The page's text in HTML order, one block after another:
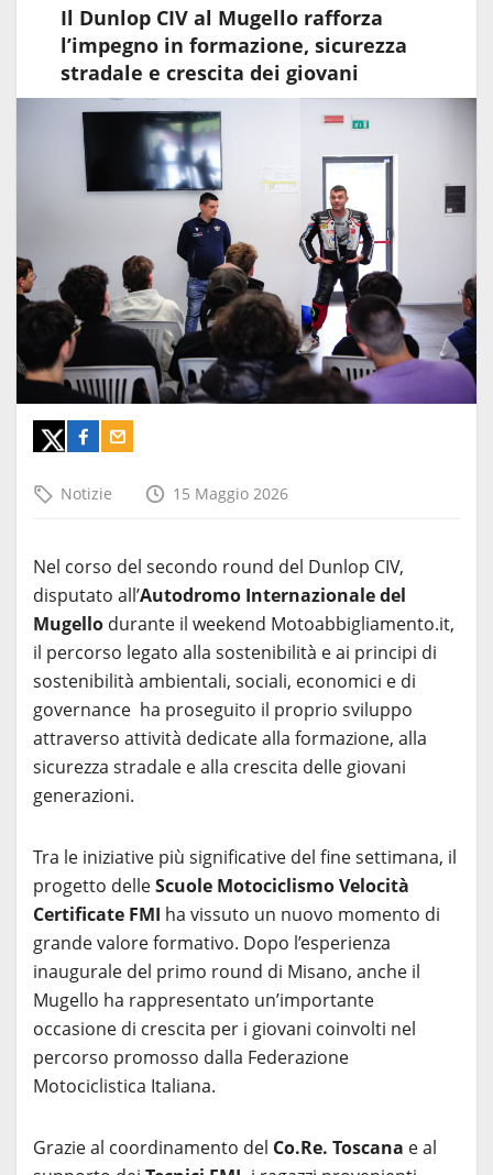
Il Dunlop CIV al Mugello rafforza
l’impegno in formazione, sicurezza
stradale e crescita dei giovani
Notizie 15 Maggio 2026
Nel corso del secondo round del Dunlop CIV,
disputato all’Autodromo Internazionale del
Mugello durante il weekend Motoabbigliamento.it,
il percorso legato alla sostenibilità e ai principi di
sostenibilità ambientali, sociali, economici e di
governance ha proseguito il proprio sviluppo
attraverso attività dedicate alla formazione, alla
sicurezza stradale e alla crescita delle giovani
generazioni.
Tra le iniziative più significative del fine settimana, il
progetto delleScuole Motociclismo Velocità
Certificate FMI ha vissuto un nuovo momento di
grande valore formativo. Dopo l’esperienza
inaugurale del primo round di Misano, anche il
Mugello ha rappresentato un’importante
occasione di crescita per i giovani coinvolti nel
percorso promosso dalla Federazione
Motociclistica Italiana.
Grazie al coordinamento del Co.Re. Toscana e al